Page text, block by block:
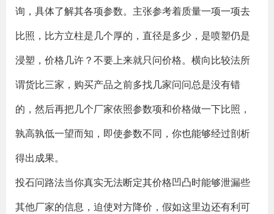
询，具体了解其各项参数。主张参考着质量一项一项去
比照，比方立柱是几个厚的，直径是多少，是喷塑仍是
浸塑，价格几许？不要上来就只问价格。横向比较法所
谓货比三家，购买产品之前多找几家问问总是没有错
的，然后再把几个厂家依照参数项和价格做一下比照，
孰高孰低一望而知，即使参数不同，你也能够经过剖析
得出成果。
投石问路法当你真实无法断定其价格凹凸时能够泄漏些
其他厂家的信息，迫使对方降价，假如这里边还有利可